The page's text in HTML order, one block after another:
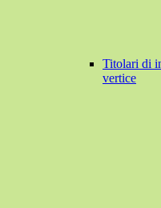
Titolari di
vertice